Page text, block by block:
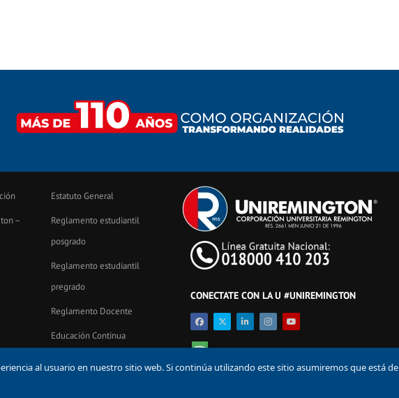
–
Estatuto General
Reglamento estudiantil
posgrado
Reglamento estudiantil
pregrado
Reglamento Docente
Educación Continua
CONECTATE CON LA U #UNIREMINGTON
al usuario en nuestro sitio web. Si continúa utilizando este sitio asumiremos que está de